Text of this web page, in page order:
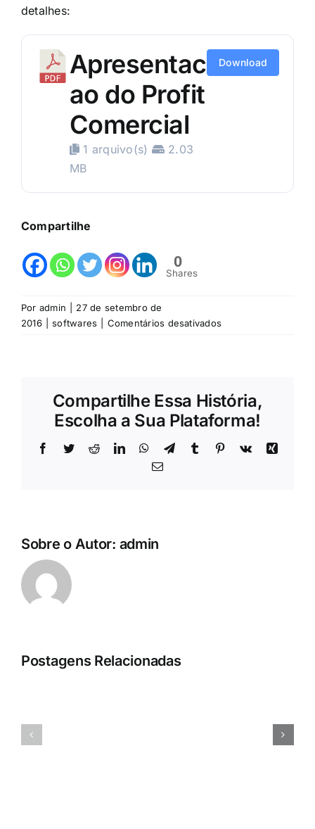
detalhes:
Apresentac
ao do Profit
Comercial
1 arquivo(s)
2.03
MB
Download
Compartilhe
0
Shares
Por admin
27 de setembro de
2016
softwares Comentários desativadosem
de
gerenciamento
Comercial
Compartilhe Essa História,
Escolha a Sua Plataforma!
Facebook
TwitterRedditLinkedInWhatsApp
TelegramTumblr Pinterest
Vk
Xing
E-
Sobre o Autor: admin
Postagens Relacionadas
People
Esportes